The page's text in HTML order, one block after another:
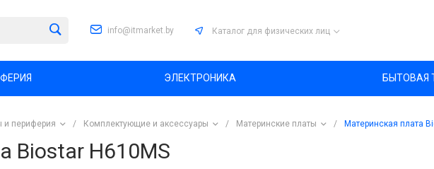
info@itmarket.by Каталог для физических лиц
ЭЛЕКТРОНИКА БЫТОВАЯ
и периферия / Комплектующие и аксессуары / Материнские платы / Материнская плата
Biostar H610MS